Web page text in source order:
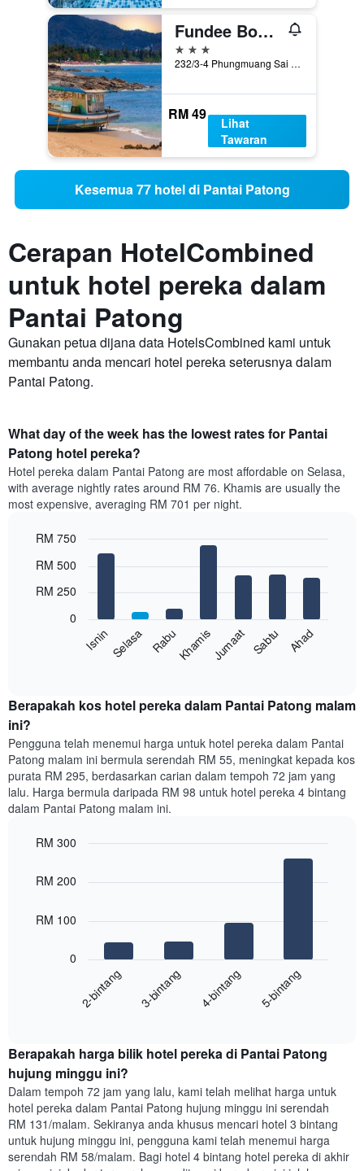
Fundee Boutique Hotel
3 bintang
232/3-4 Phungmuang Sai Gor Rd, Pantai Patong, Thailand
RM 49
Lihat
Tawaran
Kesemua 77 hotel di Pantai Patong
Cerapan HotelCombined
untuk hotel pereka dalam
Pantai Patong
Gunakan petua dijana data HotelsCombined kami untuk
membantu anda mencari hotel pereka seterusnya dalam
Pantai Patong.
What day of the week has the lowest rates for Pantai
Patong hotel pereka?
Hotel pereka dalam Pantai Patong are most affordable on Selasa,
with average nightly rates around RM 76. Khamis are usually the
most expensive, averaging RM 701 per night.
chart
purata
bilik
hari
dalam
seminggu
Carta
mempunyai
paksi
memaparkan
dalam
mempunyai
purata
harga
bilik
graphic.
IsninSelasa RabuKhamisJumaat Sabtu Ahad
0
RM 250
RM 500
RM 750
Berapakah kos hotel pereka dalam Pantai Patong malam
ini?
Pengguna telah menemui harga untuk hotel pereka dalam Pantai
Patong malam ini bermula serendah RM 55, meningkat kepada kos
purata RM 295, berdasarkan carian dalam tempoh 72 jam yang
lalu. Harga bermula daripada RM 98 untuk hotel pereka 4 bintang
dalam Pantai Patong malam ini.
chart
with
bars.
malam
ini
yang
ditemui
dalam
3
hari
lalu
2-bintang 3-bintang 4-bintang 5-bintang
0
RM 100
RM 200
RM 300
Berapakah harga bilik hotel pereka di Pantai Patong
hujung minggu ini?
Dalam tempoh 72 jam yang lalu, kami telah melihat harga untuk
hotel pereka dalam Pantai Patong hujung minggu ini serendah
RM 131/malam. Sekiranya anda khusus mencari hotel 3 bintang
untuk hujung minggu ini, pengguna kami telah menemui harga
serendah RM 58/malam. Bagi hotel 4 bintang hotel pereka di akhir